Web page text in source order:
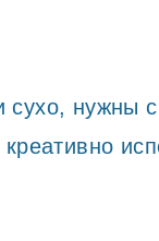
нужны